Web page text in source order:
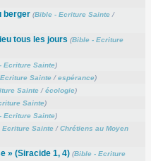
berger (Bible - Ecriture Sainte/
tous les jours (Bible - Ecriture
Ecriture Sainte)
Sainte/espérance)
Sainte/écologie)
Sainte)
Ecriture Sainte)
Ecriture Sainte/Chrétiens au Moyen
» (Siracide 1, 4) (Bible - Ecriture